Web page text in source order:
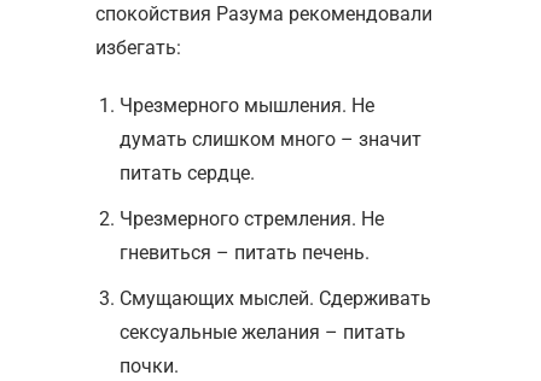
спокойствия Разума рекомендовали
избегать:
Чрезмерного мышления. Не
думать слишком много – значит
питать сердце.
Чрезмерного стремления. Не
гневиться – питать печень.
Смущающих мыслей. Сдерживать
сексуальные желания – питать
почки.